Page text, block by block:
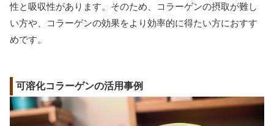
性と吸収性があります。そのため、コラーゲンの摂取が難し
い方や、コラーゲンの効果をより効率的に得たい方におすす
めです。
可溶化コラーゲンの活用事例